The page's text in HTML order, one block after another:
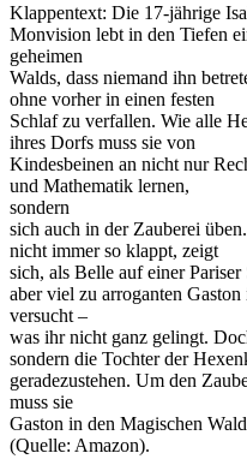
Klappentext: Die 17-jährige
Monvision lebt in den Tiefen
geheimen
Walds, dass niemand ihn
ohne vorher in einen festen
Schlaf zu verfallen. Wie alle
ihres Dorfs muss sie von
Kindesbeinen an nicht nur
und Mathematik lernen,
sondern
sich auch in der Zauberei
nicht immer so klappt, zeigt
sich, als Belle auf einer Pariser
aber viel zu arroganten
versucht –
was ihr nicht ganz gelingt.
sondern die Tochter der
geradezustehen. Um den
muss sie
Gaston in den Magischen
(Quelle: Amazon).